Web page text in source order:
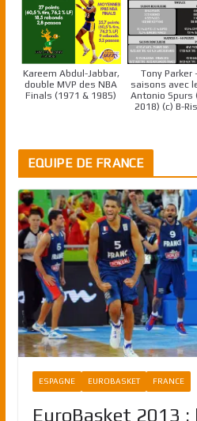
Kareem Abdul-Jabbar,
double MVP des NBA
Finals (1971 & 1985)
Tony Parker
saisons avec
Antonio Spurs
2018) (c) B-
EQUIPE DE FRANCE
ESPAGNE EUROBASKET FRANCE
EuroBasket 2013 :